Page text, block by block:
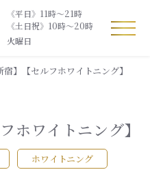
《平日》11時～21時
《土日祝》10時～20時
火曜日
】【セルフホワイトニング】
ホワイトニング】
ホワイトニング